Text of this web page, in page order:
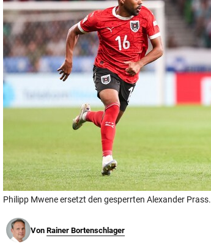
Muthgasse 2, 1190 Wien
Philipp Mwene ersetzt den gesperrten Alexander Prass.
Von Rainer Bortenschlager